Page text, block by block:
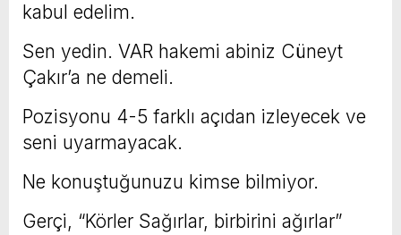
kabul edelim.
Sen yedin. VAR hakemi abiniz Cüneyt
Çakır’a ne demeli.
Pozisyonu 4-5 farklı açıdan izleyecek ve
seni uyarmayacak.
Ne konuştuğunuzu kimse bilmiyor.
Gerçi, “Körler Sağırlar, birbirini ağırlar”